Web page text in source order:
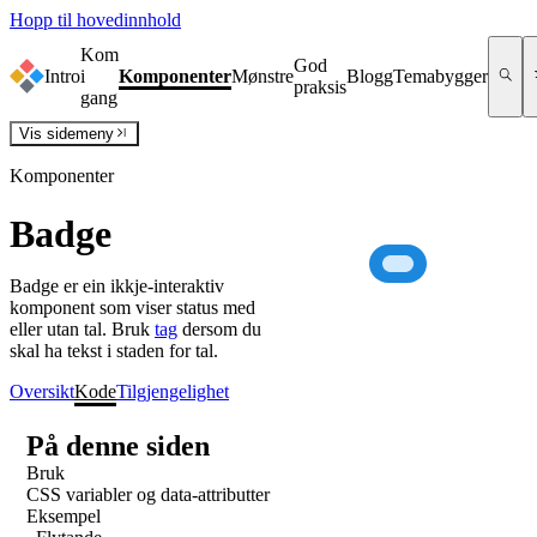
Hopp til hovedinnhold
Intro
Kom
i
gang
KomponenterMønstre
God
praksis
BloggTemabygger
Vis sidemeny
Komponenter
Badge
Badge er ein ikkje-interaktiv
komponent som viser status med
eller utan tal. Bruk tag dersom du
skal ha tekst i staden for tal.
OversiktKodeTilgjengelighet
På denne siden
Bruk
CSS variabler og data-attributter
Eksempel